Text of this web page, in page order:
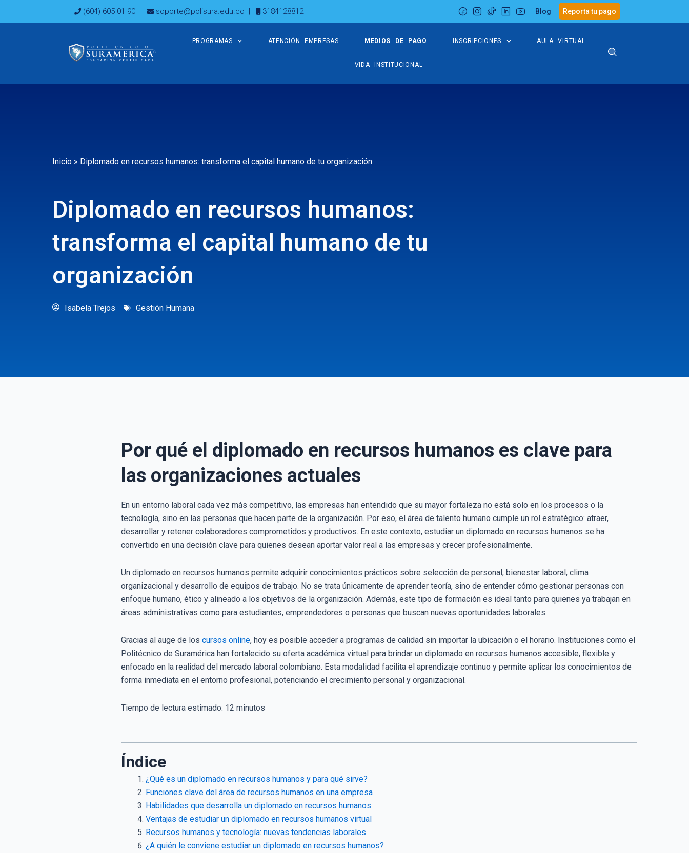
(604) 605 01 90 | soporte@polisura.edu.co | 3184128812 Blog Reporta tu pago
PROGRAMAS ATENCIÓN EMPRESAS MEDIOS DE PAGO INSCRIPCIONES AULA VIRTUAL
VIDA INSTITUCIONAL
Inicio » Diplomado en recursos humanos: transforma el capital humano de tu organización
Diplomado en recursos humanos:
transforma el capital humano de tu
organización
Isabela Trejos Gestión Humana
Por qué el diplomado en recursos humanos es clave para
las organizaciones actuales
En un entorno laboral cada vez más competitivo, las empresas han entendido que su mayor fortaleza no está solo en los procesos o la
tecnología, sino en las personas que hacen parte de la organización. Por eso, el área de talento humano cumple un rol estratégico: atraer,
desarrollar y retener colaboradores comprometidos y productivos. En este contexto, estudiar un diplomado en recursos humanos se ha
convertido en una decisión clave para quienes desean aportar valor real a las empresas y crecer profesionalmente.
Un diplomado en recursos humanos permite adquirir conocimientos prácticos sobre selección de personal, bienestar laboral, clima
organizacional y desarrollo de equipos de trabajo. No se trata únicamente de aprender teoría, sino de entender cómo gestionar personas con
enfoque humano, ético y alineado a los objetivos de la organización. Además, este tipo de formación es ideal tanto para quienes ya trabajan en
áreas administrativas como para estudiantes, emprendedores o personas que buscan nuevas oportunidades laborales.
Gracias al auge de los cursos online, hoy es posible acceder a programas de calidad sin importar la ubicación o el horario. Instituciones como el
Politécnico de Suramérica han fortalecido su oferta académica virtual para brindar un diplomado en recursos humanos accesible, flexible y
enfocado en la realidad del mercado laboral colombiano. Esta modalidad facilita el aprendizaje continuo y permite aplicar los conocimientos de
forma inmediata en el entorno profesional, potenciando el crecimiento personal y organizacional.
Tiempo de lectura estimado: 12 minutos
Índice
¿Qué es un diplomado en recursos humanos y para qué sirve?
Funciones clave del área de recursos humanos en una empresa
Habilidades que desarrolla un diplomado en recursos humanos
Ventajas de estudiar un diplomado en recursos humanos virtual
Recursos humanos y tecnología: nuevas tendencias laborales
¿A quién le conviene estudiar un diplomado en recursos humanos?